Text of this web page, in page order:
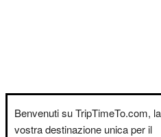
Benvenuti su TripTimeTo.com, la
vostra destinazione unica per il